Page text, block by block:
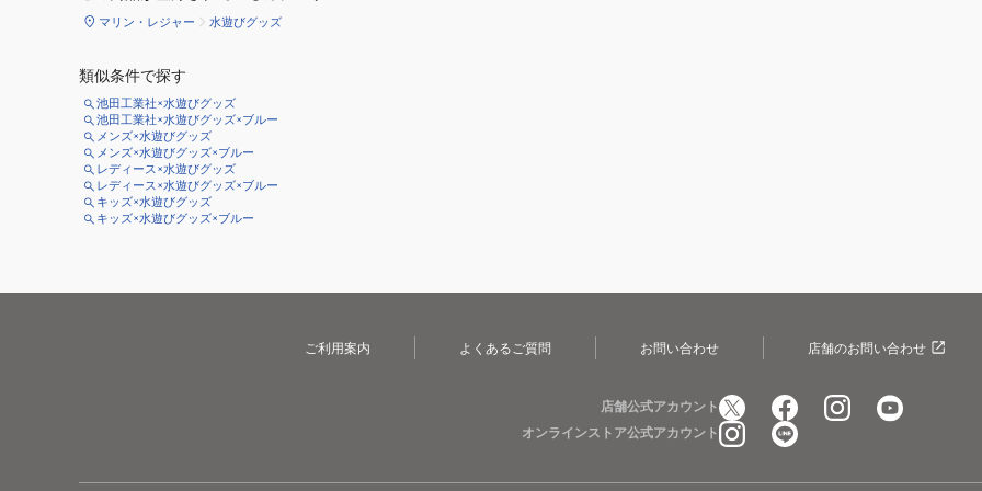
マリン・レジャー 水遊びグッズ
類似条件で探す
池田工業社×水遊びグッズ
池田工業社×水遊びグッズ×ブルー
メンズ×水遊びグッズ
メンズ×水遊びグッズ×ブルー
レディース×水遊びグッズ
レディース×水遊びグッズ×ブルー
キッズ×水遊びグッズ
キッズ×水遊びグッズ×ブルー
ご利用案内 よくあるご質問 お問い合わせ 店舗のお問い合わせ
店舗公式アカウント
オンラインストア公式アカウント